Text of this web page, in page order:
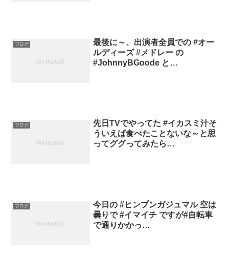
ブログ
最後に～、出演者全員での #オー
ルディーズ #メドレー の
#JohnnyBGoode と…
ブログ
先日TVでやってた #イカスミ汁そ
ういえば食べたことないな～と思
ってググってみたら…
ブログ
今日の #ヒンプンガジュマル 空は
曇りで #イマイチ ですが#自転車
で通りかかっ…